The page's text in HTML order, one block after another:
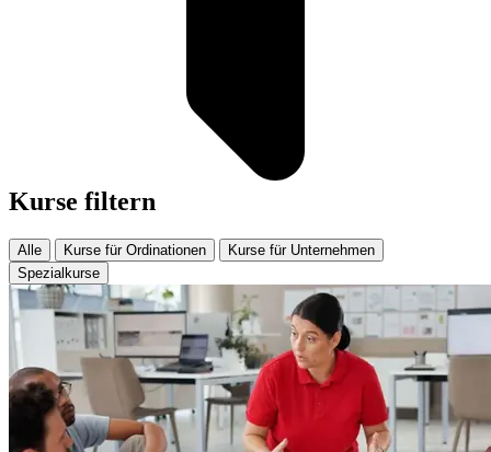
Kurse filtern
Alle Kurse für Ordinationen
Kurse für Unternehmen
Spezialkurse